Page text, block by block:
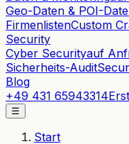
Geo-Daten & POI-
FirmenlistenCustom
Security
Cyber Securityauf
Sicherheits-Audit
Blog
+49 431 65943314
☰
Start